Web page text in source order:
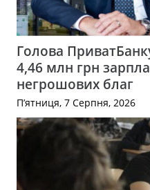
Голова
4,46 млн грн
негрошових благ
П’ятниця, 7 Серпня, 2026